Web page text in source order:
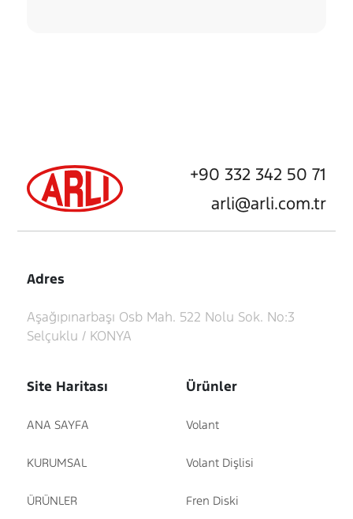
+90 332 342 50 71
arli@arli.com.tr
Adres
Aşağıpınarbaşı Osb Mah. 522 Nolu Sok. No:3
Selçuklu / KONYA
Site Haritası
ANA SAYFA
KURUMSAL
ÜRÜNLER
Ürünler
Volant
Volant Dişlisi
Fren Diski